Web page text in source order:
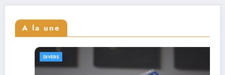
A la une